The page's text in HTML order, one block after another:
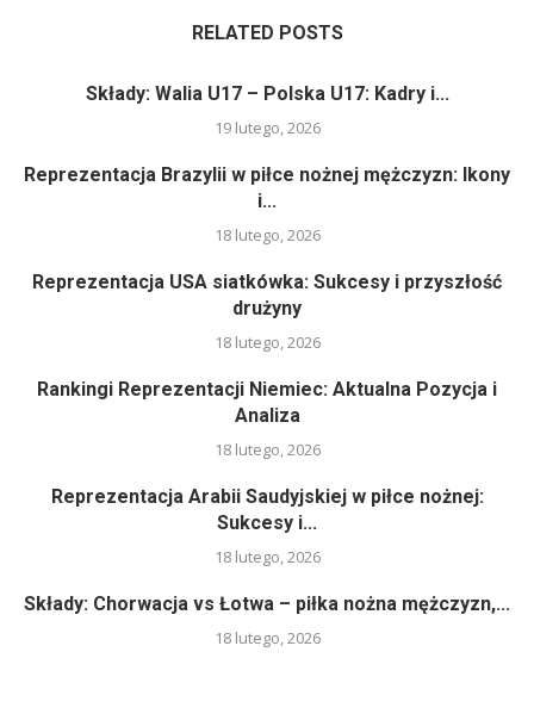
RELATED POSTS
Składy: Walia U17 – Polska U17: Kadry i...
19 lutego, 2026
Reprezentacja Brazylii w piłce nożnej mężczyzn: Ikony
i...
18 lutego, 2026
Reprezentacja USA siatkówka: Sukcesy i przyszłość
drużyny
18 lutego, 2026
Rankingi Reprezentacji Niemiec: Aktualna Pozycja i
Analiza
18 lutego, 2026
Reprezentacja Arabii Saudyjskiej w piłce nożnej:
Sukcesy i...
18 lutego, 2026
Składy: Chorwacja vs Łotwa – piłka nożna mężczyzn,...
18 lutego, 2026